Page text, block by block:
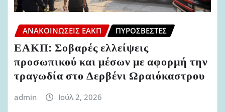
ΑΝΑΚΟΙΝΏΣΕΙΣ ΕΑΚΠ ΠΥΡΟΣΒΈΣΤΕΣ
ΕΑΚΠ: Σοβαρές ελλείψεις
προσωπικού και μέσων με αφορμή την
τραγωδία στο Δερβένι Ωραιόκαστρου
admin Ιούλ 2, 2026